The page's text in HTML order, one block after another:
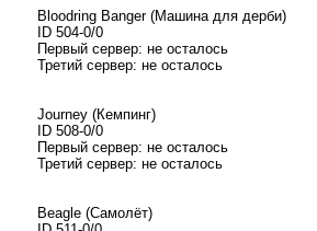
Bloodring Banger (Машина для дерби)
ID 504-0/0
Первый сервер: не осталось
Третий сервер: не осталось
Journey (Кемпинг)
ID 508-0/0
Первый сервер: не осталось
Третий сервер: не осталось
Beagle (Самолёт)